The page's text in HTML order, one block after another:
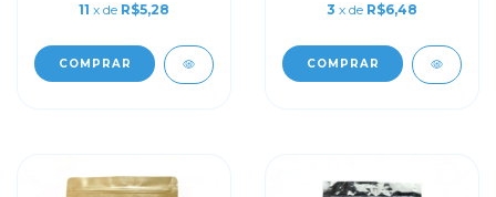
11 x de R$5,28
COMPRAR
3 x de R$6,48
COMPRAR